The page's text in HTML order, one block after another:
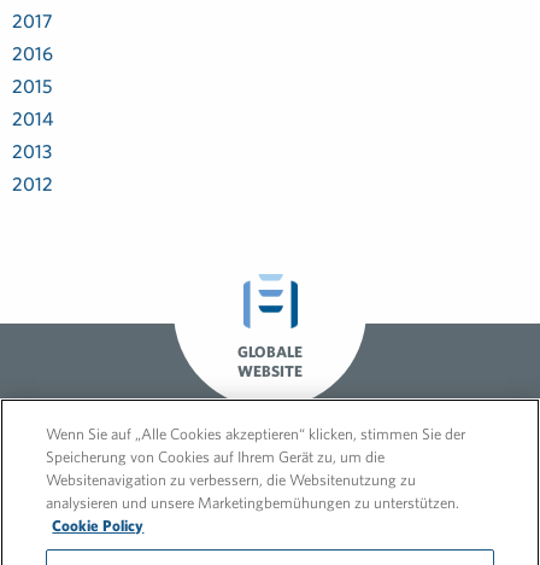
2017
2016
2015
2014
2013
2012
GLOBALE
WEBSITE
Wenn Sie auf „Alle Cookies akzeptieren“ klicken, stimmen Sie der
Speicherung von Cookies auf Ihrem Gerät zu, um die
Websitenavigation zu verbessern, die Websitenutzung zu
analysieren und unsere Marketingbemühungen zu unterstützen.
Cookie Policy